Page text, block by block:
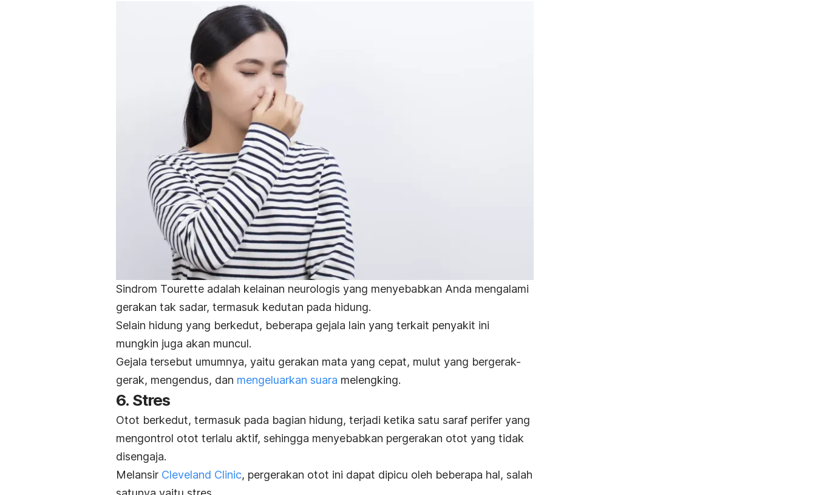
Sindrom Tourette adalah kelainan neurologis yang menyebabkan Anda mengalami
gerakan tak sadar, termasuk kedutan pada hidung.
Selain hidung yang berkedut, beberapa gejala lain yang terkait penyakit ini
mungkin juga akan muncul.
Gejala tersebut umumnya, yaitu gerakan mata yang cepat, mulut yang bergerak-
gerak, mengendus, dan mengeluarkan suara melengking.
6. Stres
Otot berkedut, termasuk pada bagian hidung, terjadi ketika satu saraf perifer yang
mengontrol otot terlalu aktif, sehingga menyebabkan pergerakan otot yang tidak
disengaja.
Melansir Cleveland Clinic, pergerakan otot ini dapat dipicu oleh beberapa hal, salah